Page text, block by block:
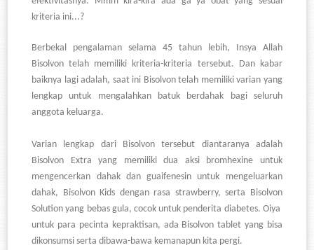
kriteria ini...?
Berbekal pengalaman selama 45 tahun lebih, Insya Allah
Bisolvon telah memiliki kriteria-kriteria tersebut. Dan kabar
baiknya lagi adalah, saat ini Bisolvon telah memiliki varian yang
lengkap untuk mengalahkan batuk berdahak bagi seluruh
anggota keluarga.
Varian lengkap dari Bisolvon tersebut diantaranya adalah
Bisolvon Extra yang memiliki dua aksi bromhexine untuk
mengencerkan dahak dan guaifenesin untuk mengeluarkan
dahak, Bisolvon Kids dengan rasa strawberry, serta Bisolvon
Solution yang bebas gula, cocok untuk penderita diabetes. Oiya
untuk para pecinta kepraktisan, ada Bisolvon tablet yang bisa
dikonsumsi serta dibawa-bawa kemanapun kita pergi.